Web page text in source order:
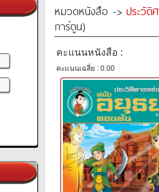
หมวดหนังสือ -> ประวัติ
การ์ตูน)
คะแนนหนังสือ :
คะแนนเฉลี่ย : 0.00